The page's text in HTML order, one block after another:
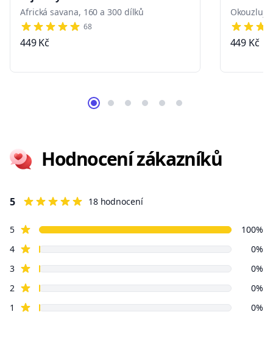
Africká savana, 160 a 300 dílků
4 out of 5 stars
68
449 Kč
4 out of
449 Kč
Hodnocení zákazníků
5
18 hodnocení
Review data
5hvězdné recenze
100%
4hvězdné recenze
0%
3hvězdné recenze
0%
2hvězdné recenze
0%
1
hvězdné recenze 0%